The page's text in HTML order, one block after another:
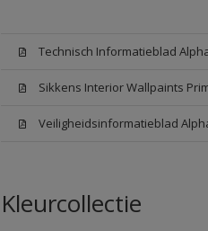
Technisch Informatieblad
Sikkens Interior Wallpaints
Veiligheidsinformatieblad
Kleurcollectie